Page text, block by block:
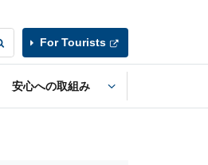
安心への取組み
For Tourists